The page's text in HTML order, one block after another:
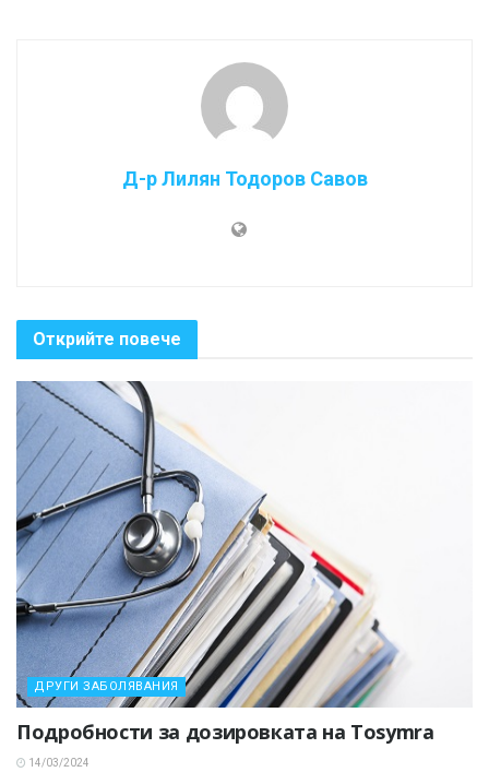
Д-р Лилян Тодоров Савов
Открийте повече
ДРУГИ ЗАБОЛЯВАНИЯ
Подробности за дозировката на Tosymra
14/03/2024